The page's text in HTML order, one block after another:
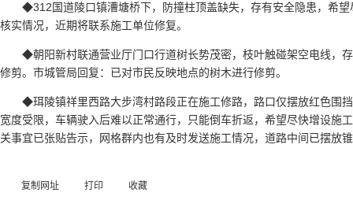
◆312国道陵口镇漕塘桥下，防撞柱顶盖缺失，存有安全隐患，希
核实情况，近期将联系施工单位修复。
◆朝阳新村联通营业厅门口行道树长势茂密，枝叶触碰架空电线，
修剪。市城管局回复：已对市民反映地点的树木进行修剪。
◆珥陵镇祥里西路大步湾村路段正在施工修路，路口仅摆放红色围
宽度受限，车辆驶入后难以正常通行，只能倒车折返，希望尽快增设施
关事宜已张贴告示，网格群内也有及时发送施工情况，道路中间已摆放
复制网址 打印 收藏